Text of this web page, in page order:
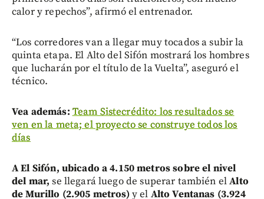
calor y repechos”, afirmó el entrenador.
“Los corredores van a llegar muy tocados a subir la
quinta etapa. El Alto del Sifón mostrará los hombres
que lucharán por el título de la Vuelta”, aseguró el
técnico.
Vea además: Team Sistecrédito: los resultados se
ven en la meta; el proyecto se construye todos los
días
A El Sifón, ubicado a 4.150 metros sobre el nivel
del mar, se llegará luego de superar también elAlto
de Murillo (2.905 metros)y el Alto Ventanas (3.924